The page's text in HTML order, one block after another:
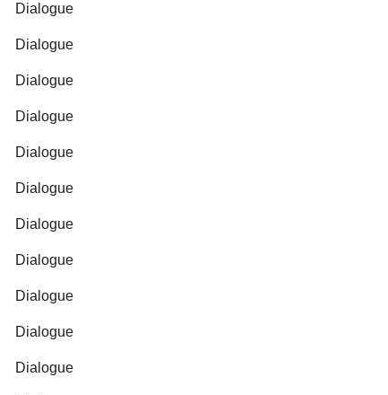
Dialogue
Dialogue
Dialogue
Dialogue
Dialogue
Dialogue
Dialogue
Dialogue
Dialogue
Dialogue
Dialogue